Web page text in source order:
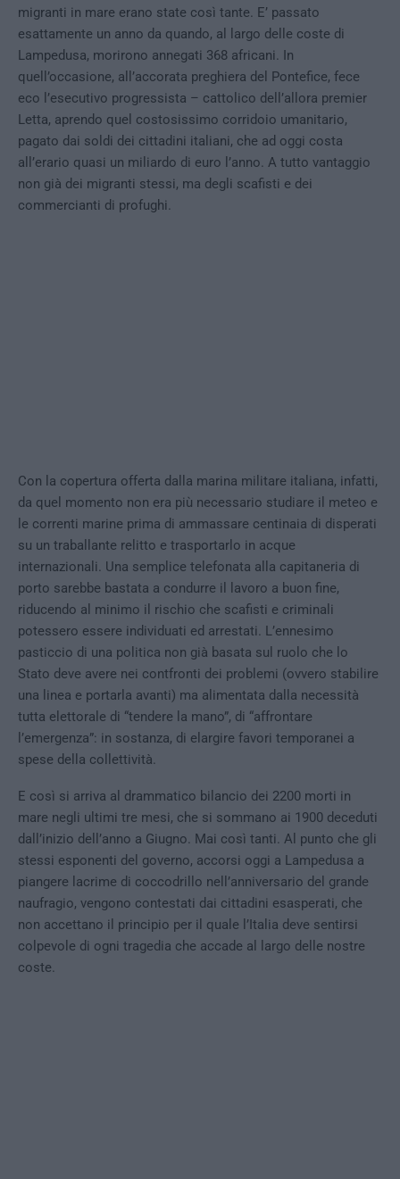
migranti in mare erano state così tante. E’ passato
esattamente un anno da quando, al largo delle coste di
Lampedusa, morirono annegati 368 africani. In
quell’occasione, all’accorata preghiera del Pontefice, fece
eco l’esecutivo progressista – cattolico dell’allora premier
Letta, aprendo quel costosissimo corridoio umanitario,
pagato dai soldi dei cittadini italiani, che ad oggi costa
all’erario quasi un miliardo di euro l’anno. A tutto vantaggio
non già dei migranti stessi, ma degli scafisti e dei
commercianti di profughi.
Con la copertura offerta dalla marina militare italiana, infatti,
da quel momento non era più necessario studiare il meteo e
le correnti marine prima di ammassare centinaia di disperati
su un traballante relitto e trasportarlo in acque
internazionali. Una semplice telefonata alla capitaneria di
porto sarebbe bastata a condurre il lavoro a buon fine,
riducendo al minimo il rischio che scafisti e criminali
potessero essere individuati ed arrestati. L’ennesimo
pasticcio di una politica non già basata sul ruolo che lo
Stato deve avere nei contfronti dei problemi (ovvero stabilire
una linea e portarla avanti) ma alimentata dalla necessità
tutta elettorale di “tendere la mano”, di “affrontare
l’emergenza”: in sostanza, di elargire favori temporanei a
spese della collettività.
E così si arriva al drammatico bilancio dei 2200 morti in
mare negli ultimi tre mesi, che si sommano ai 1900 deceduti
dall’inizio dell’anno a Giugno. Mai così tanti. Al punto che gli
stessi esponenti del governo, accorsi oggi a Lampedusa a
piangere lacrime di coccodrillo nell’anniversario del grande
naufragio, vengono contestati dai cittadini esasperati, che
non accettano il principio per il quale l’Italia deve sentirsi
colpevole di ogni tragedia che accade al largo delle nostre
coste.